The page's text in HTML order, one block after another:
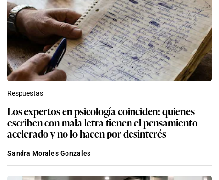
Respuestas
Los expertos en psicología coinciden: quienes
escriben con mala letra tienen el pensamiento
acelerado y no lo hacen por desinterés
Sandra Morales Gonzales